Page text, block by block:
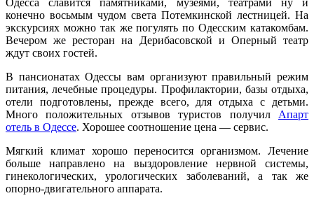
конечно восьмым чудом света Потемкинской лестницей. На
экскурсиях можно так же погулять по Одесским катакомбам.
Вечером же ресторан на Дерибасовской и Оперный театр
ждут своих гостей.
В пансионатах Одессы вам организуют правильный режим
питания, лечебные процедуры. Профилактории, базы отдыха,
отели подготовлены, прежде всего, для отдыха с детьми.
Много положительных отзывов туристов получил Апарт
отель в Одессе. Хорошее соотношение цена — сервис.
Мягкий климат хорошо переносится организмом. Лечение
больше направлено на выздоровление нервной системы,
гинекологических, урологических заболеваний, а так же
опорно-двигательного аппарата.